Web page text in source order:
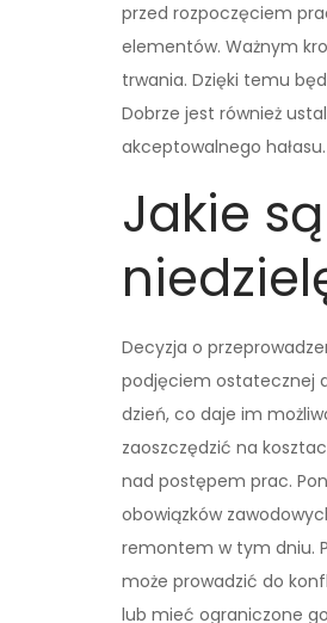
przed rozpoczęciem
elementów. Ważnym
trwania. Dzięki temu
Dobrze jest również
akceptowalnego hałasu.
Jakie
Decyzja o
podjęciem ostatecznej
dzień, co daje im
zaoszczędzić na
nad postępem prac.
obowiązków
remontem w tym dniu.
może prowadzić do
lub mieć ograniczone